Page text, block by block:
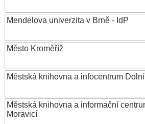
Mendelova univerzita v Brně - IdP
Město Kroměříž
Městská knihovna a infocentrum
Městská knihovna a informační
Moravicí